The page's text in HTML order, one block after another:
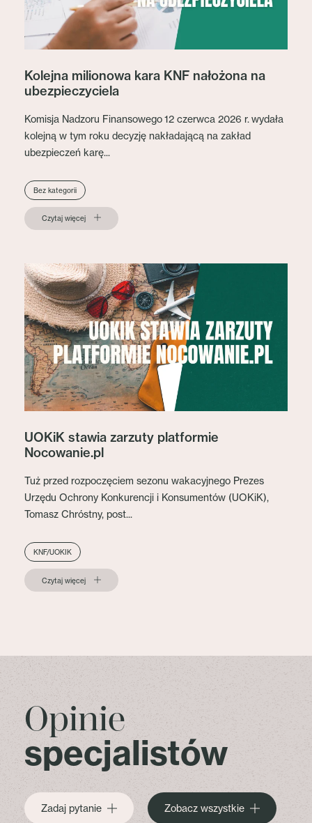
Kolejna milionowa kara KNF nałożona na
ubezpieczyciela
Komisja Nadzoru Finansowego 12 czerwca 2026 r. wydała
kolejną w tym roku decyzję nakładającą na zakład
ubezpieczeń karę...
Bez kategorii
Czytaj więcej
UOKiK stawia zarzuty platformie
Nocowanie.pl
Tuż przed rozpoczęciem sezonu wakacyjnego Prezes
Urzędu Ochrony Konkurencji i Konsumentów (UOKiK),
Tomasz Chróstny, post...
KNF/UOKIK
Czytaj więcej
Opinie
specjalistów
Zadaj pytanie Zobacz wszystkie